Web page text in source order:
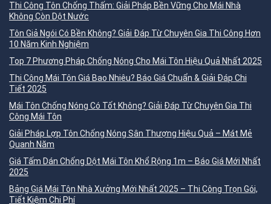
Thi Công Tôn Chống Thấm: Giải Pháp Bền Vững Cho Mái Nhà
Không Còn Dột Nước
Tôn Giả Ngói Có Bền Không? Giải Đáp Từ Chuyên Gia Thi Công Hơn
10 Năm Kinh Nghiệm
Top 7 Phương Pháp Chống Nóng Cho Mái Tôn Hiệu Quả Nhất 2025
Thi Công Mái Tôn Giá Bao Nhiêu? Báo Giá Chuẩn & Giải Đáp Chi
Tiết 2025
Mái Tôn Chống Nóng Có Tốt Không? Giải Đáp Từ Chuyên Gia Thi
Công Mái Tôn
Giải Pháp Lợp Tôn Chống Nóng Sân Thượng Hiệu Quả – Mát Mẻ
Quanh Năm
Giá Tấm Dán Chống Dột Mái Tôn Khổ Rộng 1m – Báo Giá Mới Nhất
2025
Bảng Giá Mái Tôn Nhà Xưởng Mới Nhất 2025 – Thi Công Trọn Gói,
Tiết Kiệm Chi Phí